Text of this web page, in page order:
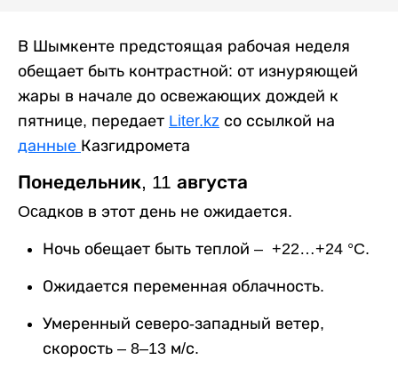
В Шымкенте предстоящая рабочая неделя
обещает быть контрастной: от изнуряющей
жары в начале до освежающих дождей к
пятнице, передает Liter.kz со ссылкой на
данные Казгидромета
Понедельник, 11 августа
Ocaдков в этот день не ожидается.
Ночь обещает быть теплой – +22…+24 °C.
Ожидается переменная облачность.
Умеренный северо-западный ветер,
скорость – 8–13 м/с.